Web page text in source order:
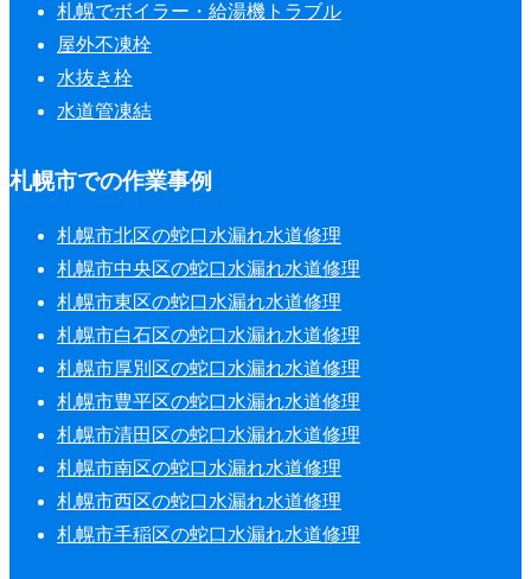
札幌でボイラー・給湯機トラブル
屋外不凍栓
水抜き栓
水道管凍結
札幌市での作業事例
札幌市北区の蛇口水漏れ水道修理
札幌市中央区の蛇口水漏れ水道修理
札幌市東区の蛇口水漏れ水道修理
札幌市白石区の蛇口水漏れ水道修理
札幌市厚別区の蛇口水漏れ水道修理
札幌市豊平区の蛇口水漏れ水道修理
札幌市清田区の蛇口水漏れ水道修理
札幌市南区の蛇口水漏れ水道修理
札幌市西区の蛇口水漏れ水道修理
札幌市手稲区の蛇口水漏れ水道修理